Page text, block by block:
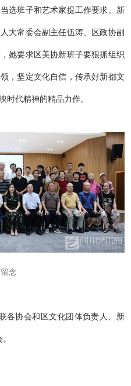
选班子和艺术家提工作要求。新
大常委会副主任伍涛、区政协副
她要求区美协新班子要狠抓组织
，坚定文化自信，传承好新都文
时代精神的精品力作。
念
各协会和区文化团体负责人、新